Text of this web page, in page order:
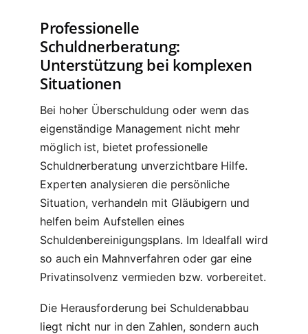
Professionelle
Schuldnerberatung:
Unterstützung bei komplexen
Situationen
Bei hoher Überschuldung oder wenn das
eigenständige Management nicht mehr
möglich ist, bietet professionelle
Schuldnerberatung unverzichtbare Hilfe.
Experten analysieren die persönliche
Situation, verhandeln mit Gläubigern und
helfen beim Aufstellen eines
Schuldenbereinigungsplans. Im Idealfall wird
so auch ein Mahnverfahren oder gar eine
Privatinsolvenz vermieden bzw. vorbereitet.
Die Herausforderung bei Schuldenabbau
liegt nicht nur in den Zahlen, sondern auch